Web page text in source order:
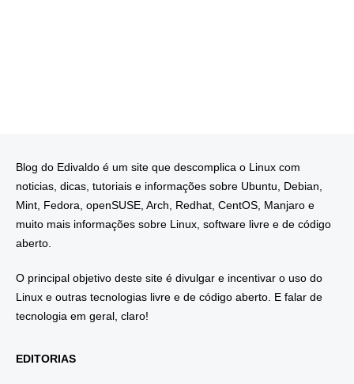
Blog do Edivaldo é um site que descomplica o Linux com
noticias, dicas, tutoriais e informações sobre Ubuntu, Debian,
Mint, Fedora, openSUSE, Arch, Redhat, CentOS, Manjaro e
muito mais informações sobre Linux, software livre e de código
aberto.
O principal objetivo deste site é divulgar e incentivar o uso do
Linux e outras tecnologias livre e de código aberto. E falar de
tecnologia em geral, claro!
EDITORIAS